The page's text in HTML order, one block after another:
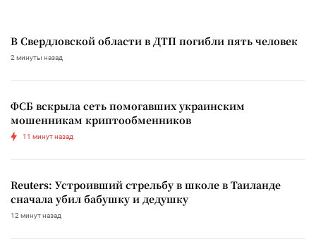
В Свердловской области в ДТП погибли пять человек
2 минуты назад
ФСБ вскрыла сеть помогавших украинским
мошенникам криптообменников
11 минут назад
Reuters: Устроивший стрельбу в школе в Таиланде
сначала убил бабушку и дедушку
12 минут назад